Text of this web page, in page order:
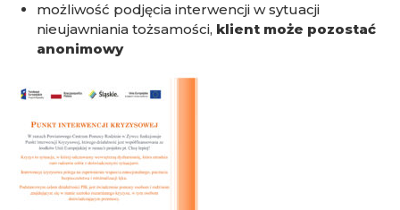
możliwość podjęcia interwencji w sytuacji
nieujawniania tożsamości, klient może pozostać
anonimowy